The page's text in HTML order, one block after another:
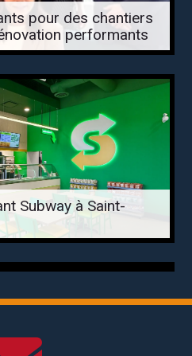
pour des chantiers
performants
Subway à Saint-